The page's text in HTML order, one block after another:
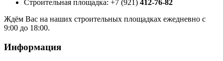
Строительная площадка: +7 (921) 412-76-82
Ждём Вас на наших строительных площадках ежедневно с
9:00 до 18:00.
Информация